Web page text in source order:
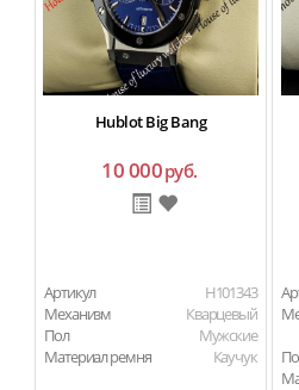
Hublot Big Bang
10 000руб.
Артикул
H101343
Механизм
Кварцевый
Пол
Мужские
Материал ремня
Каучук